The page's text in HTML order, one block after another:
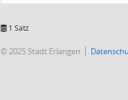
1 Satz
© 2025 Stadt Erlangen